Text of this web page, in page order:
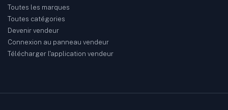
Toutes les marques
Toutes catégories
Devenir vendeur
Connexion au panneau vendeur
Télécharger l'application vendeur